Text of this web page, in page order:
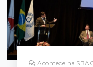
Acontece na SBAC